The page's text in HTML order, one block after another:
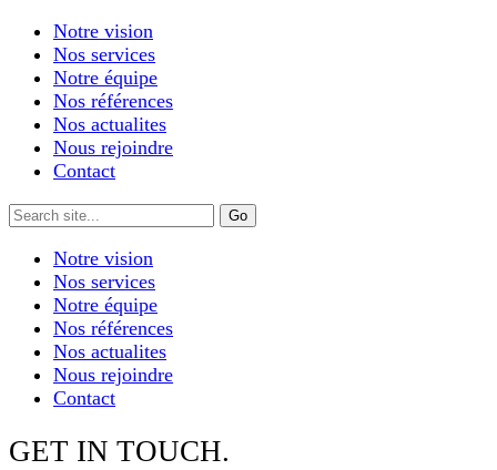
Notre vision
Nos services
Notre équipe
Nos références
Nos actualites
Nous rejoindre
Contact
Notre vision
Nos services
Notre équipe
Nos références
Nos actualites
Nous rejoindre
Contact
GET IN TOUCH.